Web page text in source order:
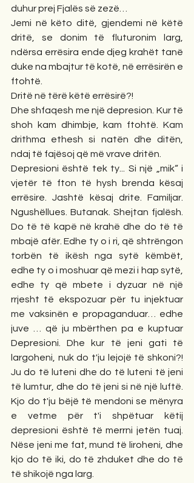
duhur prej Fjalës së zezë…
Jemi në këto ditë, gjendemi në këtë
dritë, se donim të fluturonim larg,
ndërsa errësira ende djeg krahët tanë
duke na mbajtur të kotë, në errësirën e
ftohtë.
Dritë në tërë këtë errësirë?!
Dhe shfaqesh me një depresion. Kur të
shoh kam dhimbje, kam ftohtë. Kam
drithma ethesh si natën dhe ditën,
ndaj të fajësoj që më vrave dritën.
Depresioni është tek ty... Si një „mik“ i
vjetër të fton të hysh brenda kësaj
errësire. Jashtë kësaj drite. Familjar.
Ngushëllues. Butanak. Shejtan fjalësh.
Do të të kapë në krahë dhe do të të
mbajë afër. Edhe ty o i ri, që shtrëngon
torbën të ikësh nga sytë këmbët,
edhe ty o i moshuar që mezi i hap sytë,
edhe ty që mbete i dyzuar në një
rrjesht të ekspozuar për tu injektuar
me vaksinën e propaganduar… edhe
juve … që ju mbërthen pa e kuptuar
Depresioni. Dhe kur të jeni gati të
largoheni, nuk do t'ju lejojë të shkoni?!
Ju do të luteni dhe do të luteni të jeni
të lumtur, dhe do të jeni si në një luftë.
Kjo do t'ju bëjë të mendoni se mënyra
e vetme për t'i shpëtuar këtij
depresioni është të merrni jetën tuaj.
Nëse jeni me fat, mund të liroheni, dhe
kjo do të iki, do të zhduket dhe do të
të shikojë nga larg.